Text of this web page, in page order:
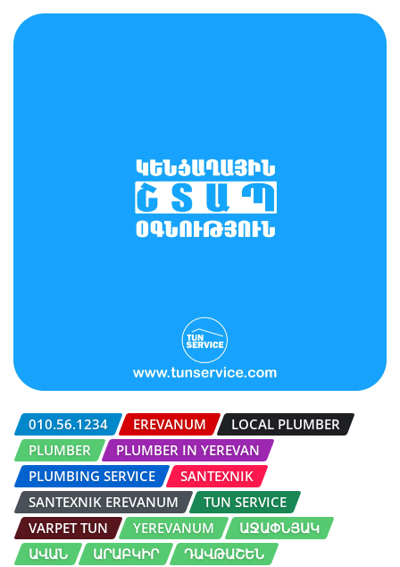
010.56.1234 EREVANUM
LOCAL PLUMBER
PLUMBER
PLUMBER IN YEREVAN
PLUMBING SERVICE
SANTEXNIK
SANTEXNIK EREVANUM
TUN SERVICE
VARPET TUN
YEREVANUM
ԱՋԱՓՆՅԱԿ
ԱՎԱՆ
ԱՐԱԲԿԻՐ
ԴԱՎԹԱՇԵՆ